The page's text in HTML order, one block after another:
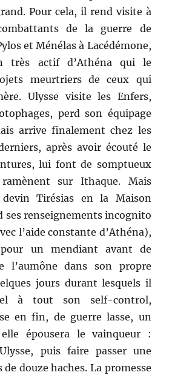
Pour cela, il rend visite à
de la guerre de
et Ménélas à Lacédémone,
très actif d’Athéna qui le
meurtriers de ceux qui
Ulysse visite les Enfers,
perd son équipage
arrive finalement chez les
après avoir écouté le
lui font de somptueux
sur Ithaque. Mais
Tirésias en la Maison
ses renseignements incognito
l’aide constante d’Athéna),
un mendiant avant de
l’aumône dans son propre
jours durant lesquels il
à tout son self-control,
en fin, de guerre lasse, un
épousera le vainqueur :
puis faire passer une
douze haches. La promesse